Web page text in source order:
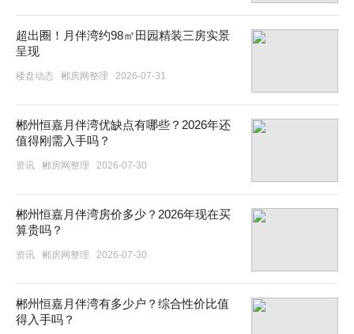
超出圈！月伴湾约98㎡田园精装三房实景
呈现
楼盘动态 郴房网整理 2026-07-31
郴州恒嘉月伴湾优缺点有哪些？2026年还
值得刚需入手吗？
资讯 郴房网整理 2026-07-30
郴州恒嘉月伴湾房价多少？2026年现在买
算贵吗？
资讯 郴房网整理 2026-07-30
郴州恒嘉月伴湾有多少户？综合性价比值
得入手吗？